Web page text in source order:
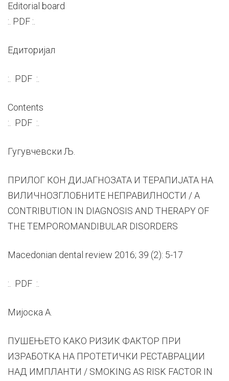
Editorial board
:. PDF :.
Едиторијал
:. PDF :.
Contents
:. PDF :.
Гугувчевски Љ.
ПРИЛОГ КОН ДИЈАГНОЗАТА И ТЕРАПИЈАТА НА
ВИЛИЧНОЗГЛОБНИТЕ НЕПРАВИЛНОСТИ / A
CONTRIBUTION IN DIAGNOSIS AND THERAPY OF
THE TEMPOROMANDIBULAR DISORDERS
Macedonian dental review 2016; 39 (2): 5-17
:. PDF :.
Мијоска А.
ПУШЕЊЕТО КАКО РИЗИК ФАКТОР ПРИ
ИЗРАБОТКА НА ПРОТЕТИЧКИ РЕСТАВРАЦИИ
НАД ИМПЛАНТИ / SMOKING AS RISK FACTOR IN